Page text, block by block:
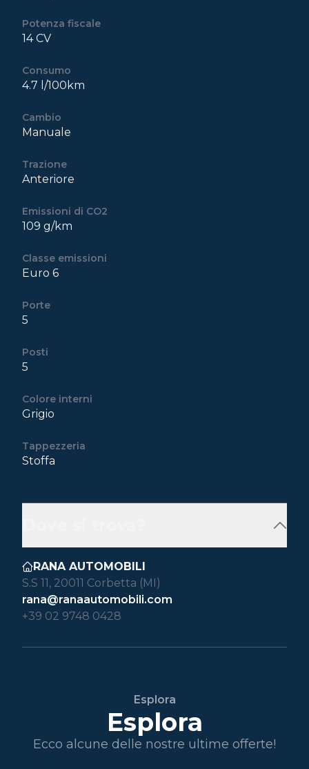
Potenza fiscale
14 CV
Consumo
4.7 l/100km
Cambio
Manuale
Trazione
Anteriore
Emissioni di CO2
109 g/km
Classe emissioni
Euro 6
Porte
5
Posti
5
Colore interni
Grigio
Tappezzeria
Stoffa
RANA AUTOMOBILI
S.S 11, 20011 Corbetta (MI)
rana@ranaautomobili.com
+39 02 9748 0428
Esplora
Esplora
Ecco alcune delle nostre ultime offerte!